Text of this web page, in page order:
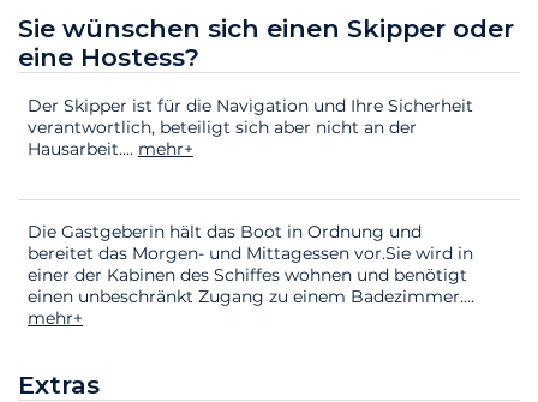
Sie wünschen sich einen Skipper oder
eine Hostess?
Der Skipper ist für die Navigation und Ihre Sicherheit
verantwortlich, beteiligt sich aber nicht an der
Hausarbeit.... mehr+
Die Gastgeberin hält das Boot in Ordnung und
bereitet das Morgen- und Mittagessen vor.Sie wird in
einer der Kabinen des Schiffes wohnen und benötigt
einen unbeschränkt Zugang zu einem Badezimmer....
mehr+
Extras